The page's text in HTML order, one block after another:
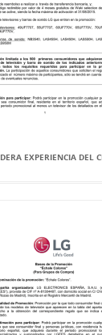
EXPERIENCIA DEL